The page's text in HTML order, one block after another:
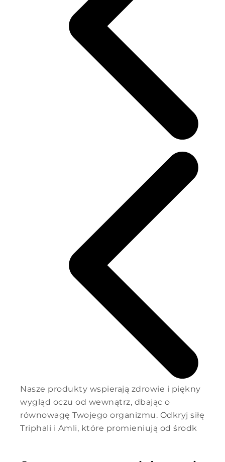
Nasze produkty wspierają zdrowie i piękny
wygląd oczu od wewnątrz, dbając o
równowagę Twojego organizmu. Odkryj siłę
Triphali i Amli, które promieniują od środk